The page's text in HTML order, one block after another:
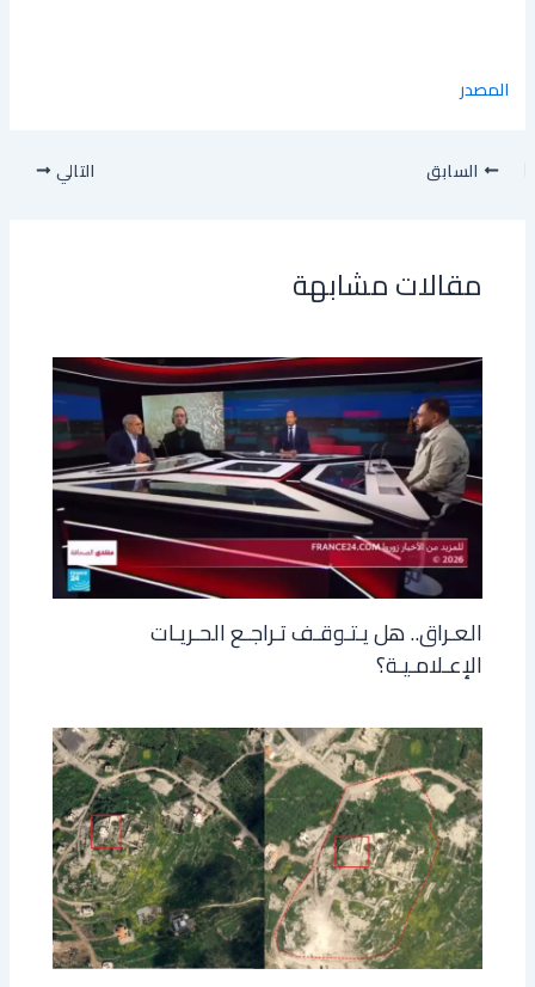
المصدر
السابق التالي
مقالات مشابهة
العـراق.. هل يـتـوقـف تـراجـع الحـريـات
الإعـلامـيـة؟